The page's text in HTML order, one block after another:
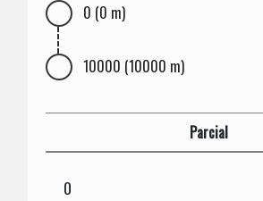
0 (0 m)
10000 (10000 m)
Parcial
0